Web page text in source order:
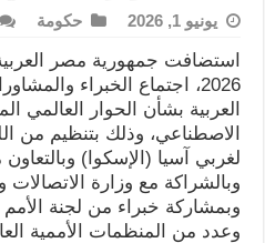
يونيو 1, 2026 حكومة
استضافت جمهورية مصر
2026، اجتماع الخبراء
العربية بشأن الحوار العالمي
الاصطناعي، وذلك بتنظيم من
لغربي آسيا (الإسكوا)
وبالشراكة مع وزارة الاتصالات
وبمشاركة خبراء من لجنة الأمم
وعدد من المنظمات الأممية